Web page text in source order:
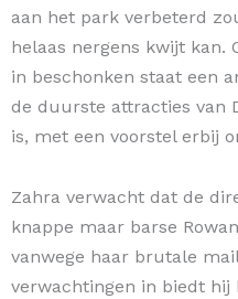
aan het park verbeterd
helaas nergens kwijt kan.
in beschonken staat een
de duurste attracties van
is, met een voorstel erbij
Zahra verwacht dat de
knappe maar barse
vanwege haar brutale
verwachtingen in biedt hij